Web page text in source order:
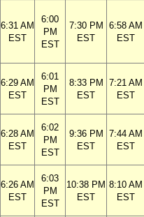
6:31 AM
EST
6:00
PM
EST
7:30 PM
EST
6:58 AM
EST
6:29 AM
EST
6:01
PM
EST
8:33 PM
EST
7:21 AM
EST
6:28 AM
EST
6:02
PM
EST
9:36 PM
EST
7:44 AM
EST
6:26 AM
EST
6:03
PM
EST
10:38 PM
EST
8:10 AM
EST